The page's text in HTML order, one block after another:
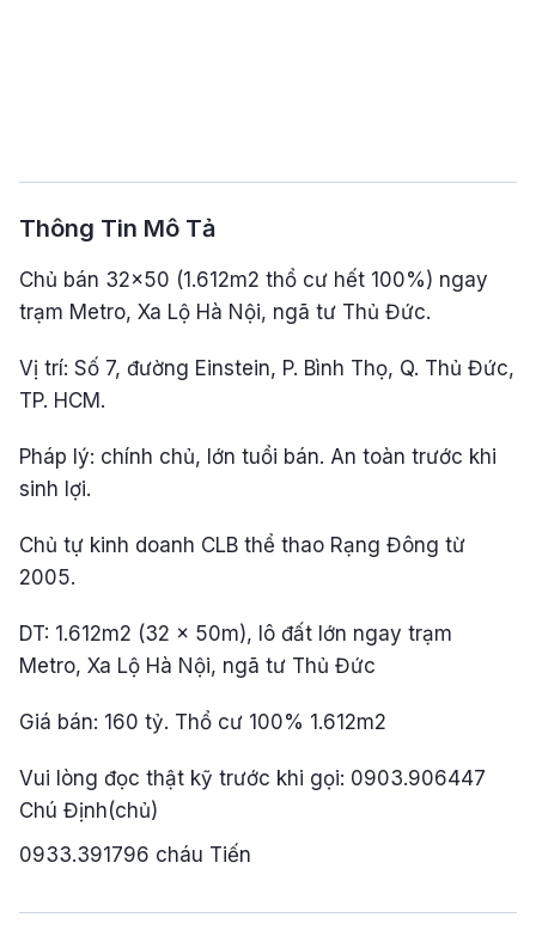
Thông Tin Mô Tả
Chủ bán 32x50 (1.612m2 thổ cư hết 100%) ngay
trạm Metro, Xa Lộ Hà Nội, ngã tư Thủ Đức.
Vị trí: Số 7, đường Einstein, P. Bình Thọ, Q. Thủ Đức,
TP. HCM.
Pháp lý: chính chủ, lớn tuổi bán. An toàn trước khi
sinh lợi.
Chủ tự kinh doanh CLB thể thao Rạng Đông từ
2005.
DT: 1.612m2 (32 x 50m), lô đất lớn ngay trạm
Metro, Xa Lộ Hà Nội, ngã tư Thủ Đức
Giá bán: 160 tỷ. Thổ cư 100% 1.612m2
Vui lòng đọc thật kỹ trước khi gọi: 0903.906447
Chú Định(chủ)
0933.391796 cháu Tiến